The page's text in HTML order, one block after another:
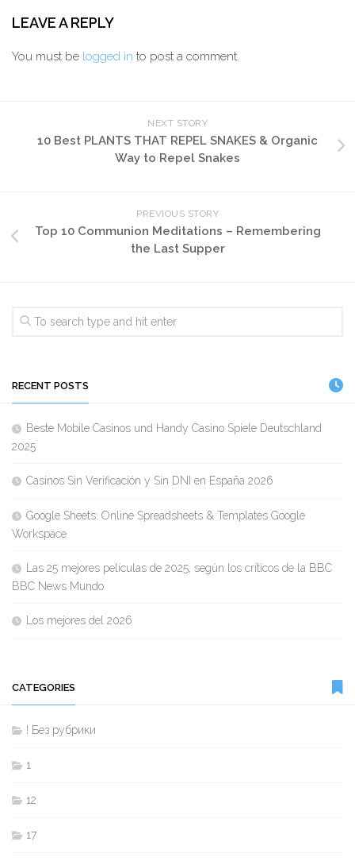
LEAVE A REPLY
You must be logged in to post a comment.
NEXT STORY
10 Best PLANTS THAT REPEL SNAKES & Organic
Way to Repel Snakes
PREVIOUS STORY
Top 10 Communion Meditations – Remembering
the Last Supper
RECENT POSTS
Beste Mobile Casinos und Handy Casino Spiele Deutschland
2025
Casinos Sin Verificación y Sin DNI en España 2026
Google Sheets: Online Spreadsheets & Templates Google
Workspace
Las 25 mejores películas de 2025, según los críticos de la BBC
BBC News Mundo
Los mejores del 2026
CATEGORIES
! Без рубрики
1
12
17